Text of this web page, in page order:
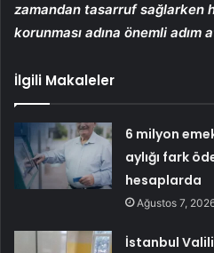
zamandan tasarruf sağlarken
korunması adına önemli adım
İlgili Makaleler
6 milyon
aylığı fark
hesaplarda
Ağustos 7,
İstanbul